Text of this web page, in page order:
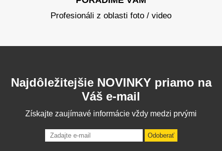
Profesionáli z oblasti foto / video
Najdôležitejšie NOVINKY priamo na
Váš e-mail
Získajte zaujímavé informácie vždy medzi prvými
Odoberať